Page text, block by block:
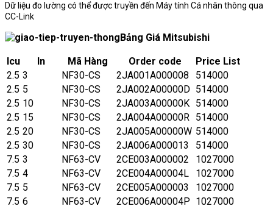
Dữ liệu đo lường có thể được truyền đến Máy tính Cá nhân thông qua
CC-Link
Bảng Giá Mitsubishi
Icu In Mã Hàng Order code
Price List
2.5 3 NF30-CS 2JA001A000008
514000
2.5 5 NF30-CS 2JA002A00000D 514000
2.5 10 NF30-CS 2JA003A00000K 514000
2.5 15 NF30-CS 2JA004A00000R 514000
2.5 20 NF30-CS 2JA005A00000W 514000
2.5 30 NF30-CS 2JA006A000013
514000
7.5 3 NF63-CV 2CE003A000002
1027000
7.5 4 NF63-CV 2CE004A00004L
1027000
7.5 5 NF63-CV 2CE005A000003
1027000
7.5 6 NF63-CV 2CE006A00004P 1027000